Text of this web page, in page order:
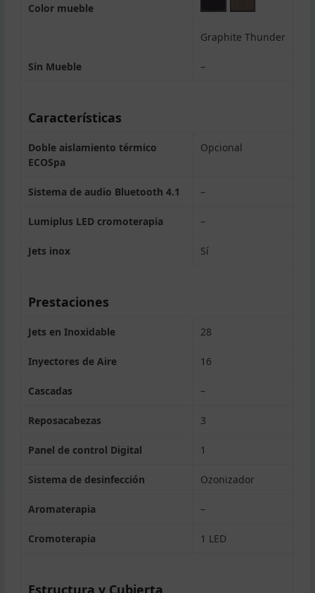
Color mueble
Graphite Thunder
Sin Mueble –
Características
Doble aislamiento térmico
ECOSpa
Opcional
Sistema de audio Bluetooth 4.1 –
Lumiplus LED cromoterapia –
Jets inox Sí
Prestaciones
Jets en Inoxidable 28
Inyectores de Aire 16
Cascadas –
Reposacabezas 3
Panel de control Digital 1
Sistema de desinfección Ozonizador
Aromaterapia –
Cromoterapia 1 LED
Estructura y Cubierta